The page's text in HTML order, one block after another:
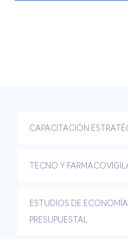
CAPACITACIÓN
TECNO Y
ESTUDIOS DE
PRESUPUESTAL